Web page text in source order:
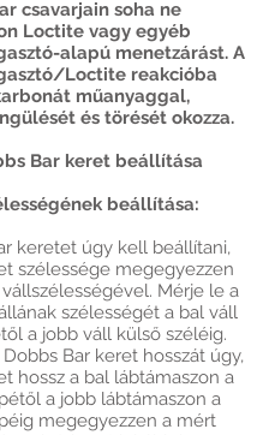
csavarjain soha ne
Loctite vagy egyéb
alapú menetzárást. A
Loctite reakcióba
műanyaggal,
és törését okozza.
Bar keret beállítása
beállítása:
keretet úgy kell beállítani,
szélessége megegyezzen
Mérje le a
szélességét a bal váll
a jobb váll külső széléig.
Bar keret hosszát úgy,
hossz a bal lábtámaszon a
a jobb lábtámaszon a
megegyezzen a mért